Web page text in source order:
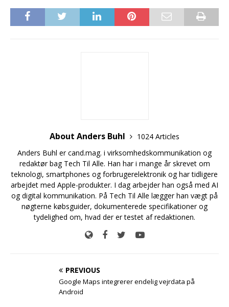
About Anders Buhl
1024 Articles
Anders Buhl er cand.mag. i virksomhedskommunikation og
redaktør bag Tech Til Alle. Han har i mange år skrevet om
teknologi, smartphones og forbrugerelektronik og har tidligere
arbejdet med Apple-produkter. I dag arbejder han også med AI
og digital kommunikation. På Tech Til Alle lægger han vægt på
nøgterne købsguider, dokumenterede specifikationer og
tydelighed om, hvad der er testet af redaktionen.
PREVIOUS
Google Maps integrerer endelig vejrdata på
Android